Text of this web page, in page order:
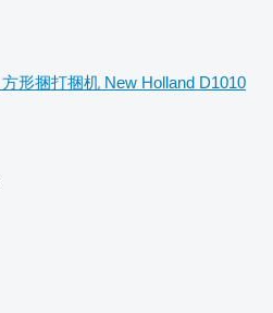
方形捆打捆机 New Holland D1010